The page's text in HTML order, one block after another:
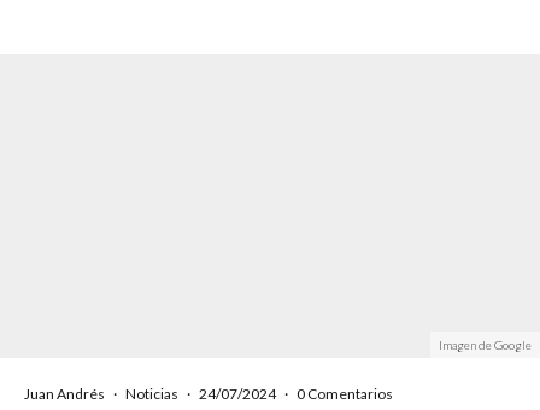
Imagen de Google
Juan Andrés · Noticias · 24/07/2024 · 0 Comentarios